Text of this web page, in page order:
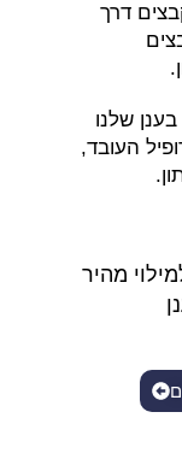
דרך
בענן שלנו
העובד,
מהיר